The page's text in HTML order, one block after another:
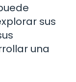
sus
una